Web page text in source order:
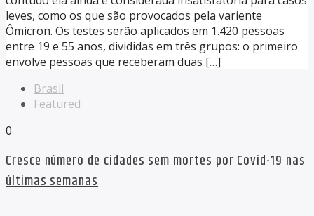
leves, como os que são provocados pela variente
Ômicron. Os testes serão aplicados em 1.420 pessoas
entre 19 e 55 anos, divididas em três grupos: o primeiro
envolve pessoas que receberam duas […]
Brasil
Featured
0
Cresce número de cidades sem mortes por Covid-19 nas
últimas semanas